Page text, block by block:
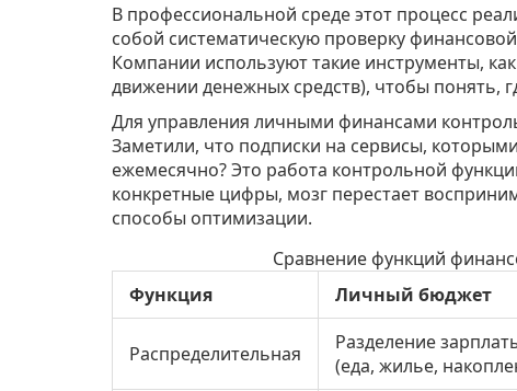
В профессиональной среде этот процесс
собой систематическую проверку
Компании используют такие инструменты,
движении денежных средств), чтобы понять,
Для управления личными финансами
Заметили, что подписки на сервисы,
ежемесячно? Это работа контрольной
конкретные цифры, мозг перестает
способы оптимизации.
Сравнение функций
Функция
Личный бюджет
Распределительная
Разделение
(еда, жилье,